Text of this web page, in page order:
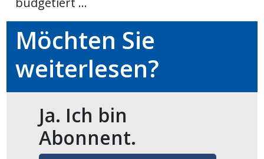
Möchten Sie
weiterlesen?
Ja. Ich bin
Abonnent.